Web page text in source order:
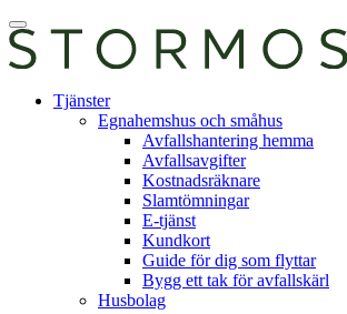
Skip
to
content
Öppna
huvudmeny
tjänst
Tjänster
Egnahemshus och småhus
Avfallshantering hemma
Avfallsavgifter
Kostnadsräknare
Slamtömningar
E-tjänst
Kundkort
Guide för dig som flyttar
Bygg ett tak för avfallskärl
Husbolag